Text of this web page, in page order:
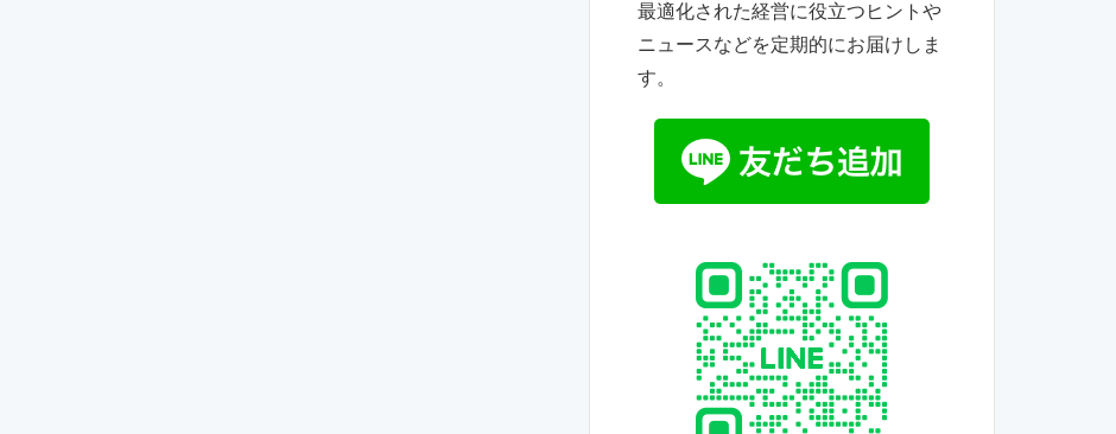
最適化された経営に役立つヒントや
ニュースなどを定期的にお届けしま
す。